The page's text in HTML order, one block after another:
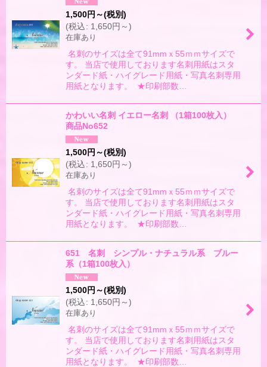
1,500円 ～(税別)
(税込: 1,650円 ～)
在庫あり
名刺のサイズは全て91mmｘ55ｍｍサイズで
す。 当店で使用しております名刺用紙はスタ
ンダード紙・ハイグレード用紙・写真名刺専用
用紙となります。 ★印刷部数…
かわいい名刺 イエロー名刺 （1箱100枚入）
商品No652
1,500円 ～(税別)
(税込: 1,650円 ～)
在庫あり
名刺のサイズは全て91mmｘ55ｍｍサイズで
す。 当店で使用しております名刺用紙はスタ
ンダード紙・ハイグレード用紙・写真名刺専用
用紙となります。 ★印刷部数…
651 名刺 シンプル・ナチュラル系 ブルー
系（1箱100枚入）
1,500円 ～(税別)
(税込: 1,650円 ～)
在庫あり
名刺のサイズは全て91mmｘ55ｍｍサイズで
す。 当店で使用しております名刺用紙はスタ
ンダード紙・ハイグレード用紙・写真名刺専用
用紙となります。 ★印刷部数…